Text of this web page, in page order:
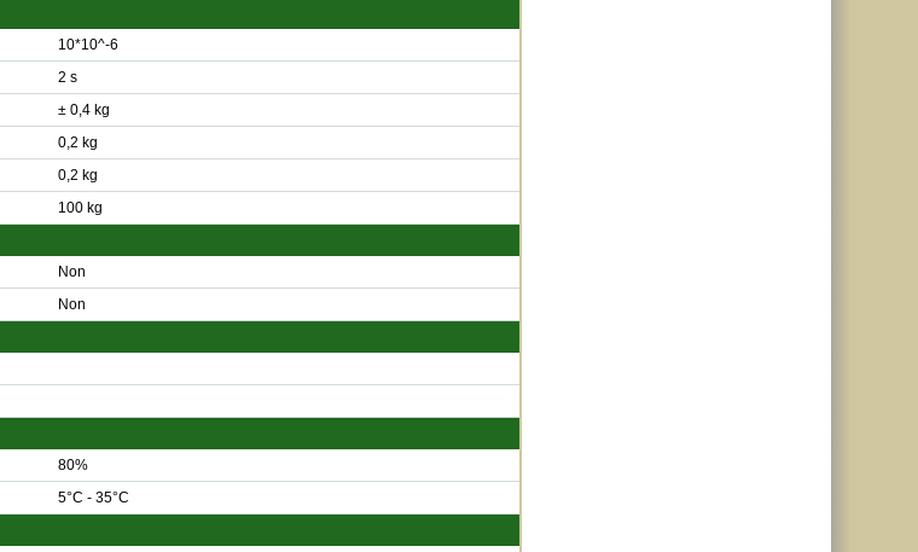
10*10^-6
2 s
± 0,4 kg
0,2 kg
0,2 kg
100 kg
Non
Non
80%
5°C - 35°C